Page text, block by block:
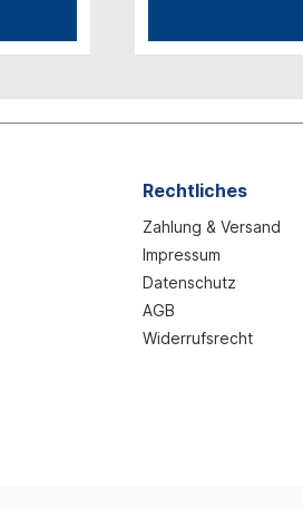
Rechtliches
Zahlung & Versand
Impressum
Datenschutz
AGB
Widerrufsrecht